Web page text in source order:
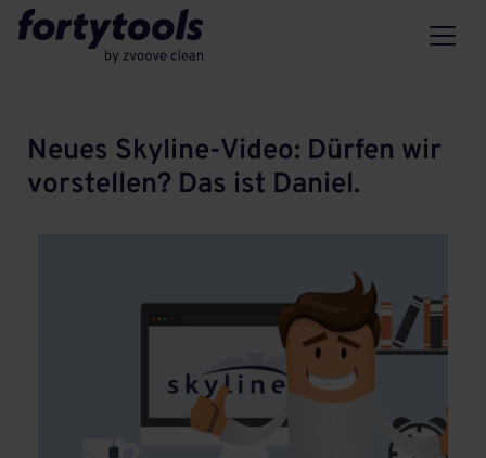
Neues Skyline-Video: Dürfen wir
vorstellen? Das ist Daniel.